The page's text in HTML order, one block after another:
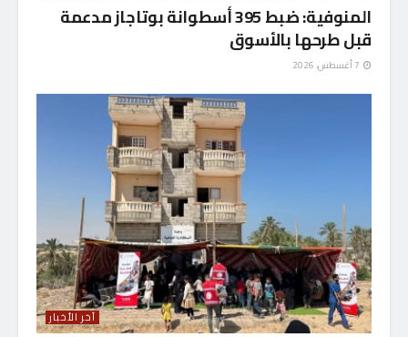
المنوفية: ضبط 395 أسطوانة بوتاجاز مدعمة
قبل طرحها بالأسوق
آخر الأخبار